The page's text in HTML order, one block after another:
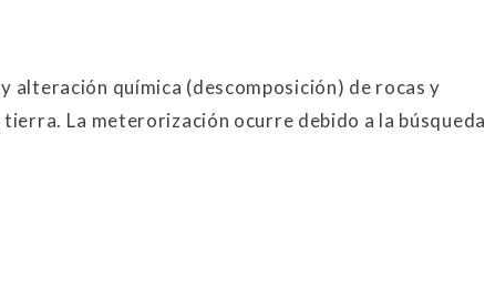
alteración química (descomposición) de rocas y
La meterorización ocurre debido a la búsqueda